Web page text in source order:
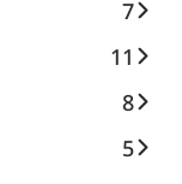
7
11
8
5